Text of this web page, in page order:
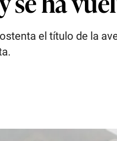
el título de la